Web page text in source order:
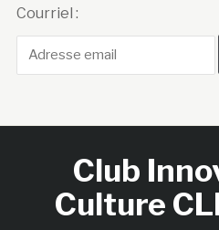
Courriel :
Club
Culture